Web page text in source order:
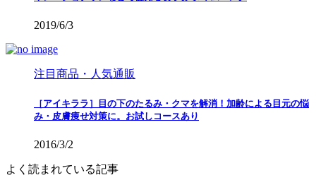
2019/6/3
注目商品・人気通販
［アイキララ］目の下のたるみ・クマを解消！加齢による目元の悩
み・皮膚痩せ対策に。お試しコースあり
2016/3/2
よく読まれている記事